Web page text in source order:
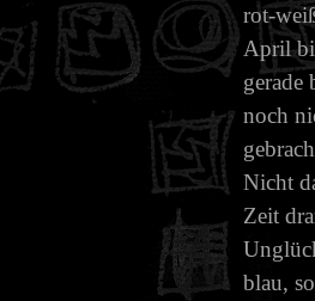
rot-
April
noch
Nicht
Zeit
blau,